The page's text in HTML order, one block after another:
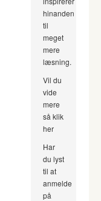
hinanden
til
meget
mere
læsning.
Vil du
vide
mere
så klik
her
Har
du lyst
til at
anmelde
på